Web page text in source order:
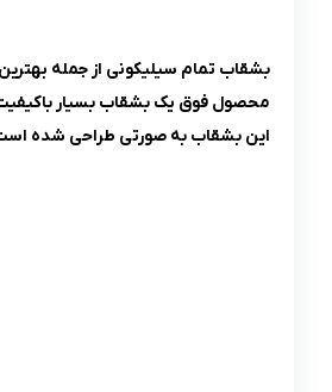
بشقاب تمام سیلیکونی از جمله
محصول فوق یک بشقاب بسیار باکیفیت
این بشقاب به صورتی طراحی شده است که دارای 3 قسمت مجزا برای قرارگیری غذا و